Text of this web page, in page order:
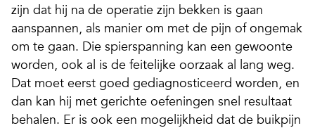
zijn dat hij na de operatie zijn bekken is gaan
aanspannen, als manier om met de pijn of ongemak
om te gaan. Die spierspanning kan een gewoonte
worden, ook al is de feitelijke oorzaak al lang weg.
Dat moet eerst goed gediagnosticeerd worden, en
dan kan hij met gerichte oefeningen snel resultaat
behalen. Er is ook een mogelijkheid dat de buikpijn